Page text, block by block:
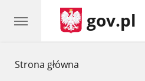
Strona główna
gov.pl